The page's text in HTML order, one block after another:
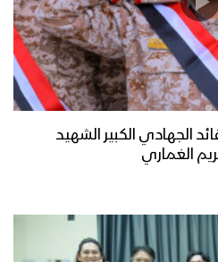
الجهادي الكبير الشهيد
الغماري